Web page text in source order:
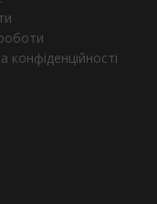
конфіденційності